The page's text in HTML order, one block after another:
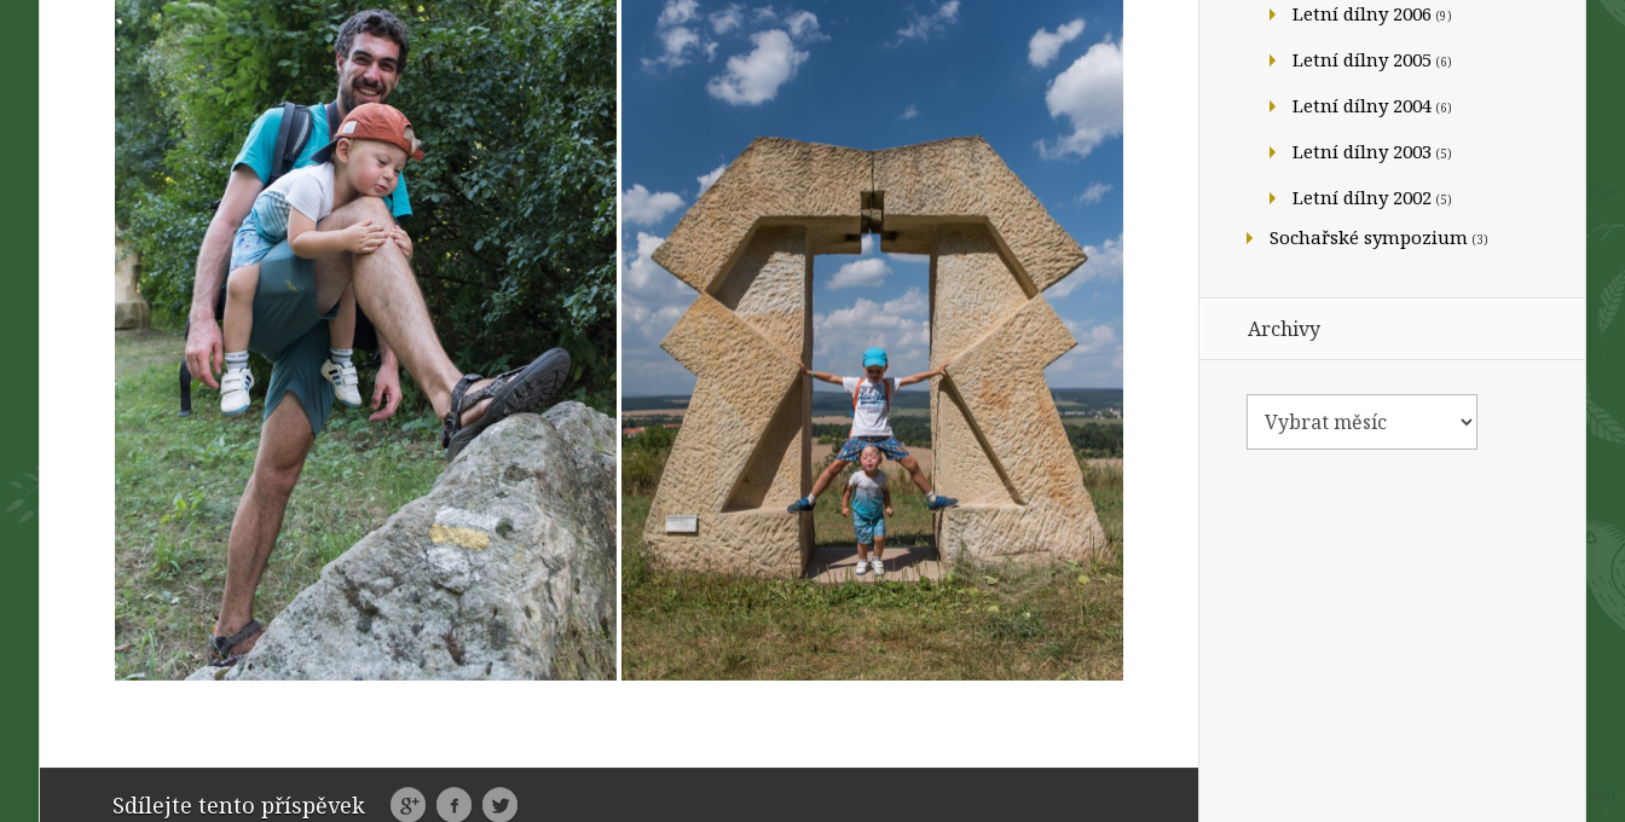
Sdílejte tento příspěvek
Letní dílny 2006 (9)
Letní dílny 2005 (6)
Letní dílny 2004 (6)
Letní dílny 2003 (5)
Letní dílny 2002 (5)
Sochařské sympozium (3)
Archivy